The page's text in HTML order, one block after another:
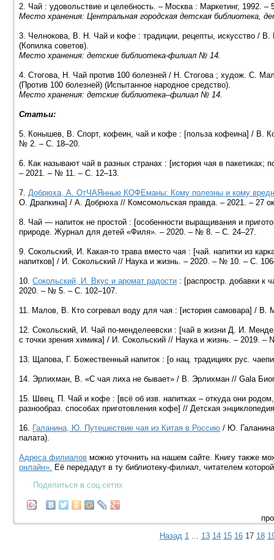
2. Чай : удовольствие и целебность. – Москва : Маркетинг, 1992. –
Место хранения: Центральная городская детская библиотека,
3. Челнокова, В. Н. Чай и кофе : традиции, рецепты, искусство /
(Копилка советов).
Место хранения: детские библиотека-филиал № 14.
4. Стогова, Н. Чай против 100 болезней / Н. Стогова ; худож. С.
(Против 100 болезней) (Испытанное народное средство).
Место хранения: детские библиотека–филиал № 14.
Статьи:
5. Конышев, В. Спорт, кофеин, чай и кофе : [польза кофеина] / В.
№ 2. – С. 18–20.
6. Как называют чай в разных странах : [история чая в
– 2021. – № 11. – С. 12–13.
7. Добрюха, А. ОтЧАЯнные КОФЕманы: Кому полезны и кому
О. Драпкина] / А. Добрюха // Комсомольская правда. – 2021. – 27
8. Чай — напиток не простой : [особенности выращивания и
природе. Журнал для детей «Филя». – 2020. – № 8. – С. 24–27.
9. Сокольский, И. Какая-то трава вместо чая : [чай. напитки из
напитков] / И. Сокольский // Наука и жизнь. – 2020. – № 10. – С.
10.Сокольский, И. Вкус и аромат радости : [распростр. добавки к
2020. – № 5. – С. 102–107.
11. Малов, В. Кто согревал воду для чая : [история самовара] /
12. Сокольский, И. Чай по-менделеевски : [чай в жизни Д. И.
с точки зрения химика] / И. Сокольский // Наука и жизнь. – 2019. –
13. Щапова, Г. Божественный напиток : [о нац. традициях рус.
14. Эрлихман, В. «С чая лиха не бывает» / В. Эрлихман // Gala
15. Швец, П. Чай и кофе : [всё об изв. напитках – откуда они
разнообраз. способах приготовления кофе] // Детская
16. Галанина, Ю. Путешествие чая из Китая в Россию / Ю.
палата).
Адреса филиалов можно уточнить на нашем сайте. Книгу также
онлайн». Её передадут в ту библиотеку-филиал, читателем
Поделиться в соц.сетях
Назад 1 13 14 15 16 17 18